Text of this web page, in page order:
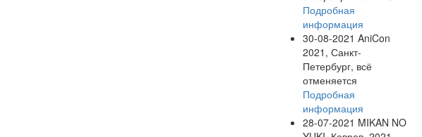
Подробная
информация
30-08-2021 AniCon
2021, Санкт-
Петербург, всё
отменяется
Подробная
информация
28-07-2021 MIKAN NO